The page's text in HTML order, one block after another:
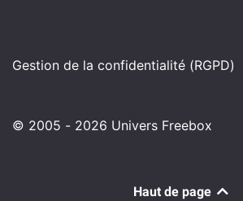
Gestion de la confidentialité (RGPD)
© 2005 - 2026 Univers Freebox
Haut de page